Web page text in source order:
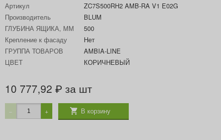
Артикул
ZC7S500RH2 AMB-RA V1 E02G
Производитель
BLUM
ГЛУБИНА ЯЩИКА, ММ
500
Крепление к фасаду
Нет
ГРУППА ТОВАРОВ
AMBIA-LINE
ЦВЕТ
КОРИЧНЕВЫЙ
10 777,92 ₽ за шт
− + В корзину